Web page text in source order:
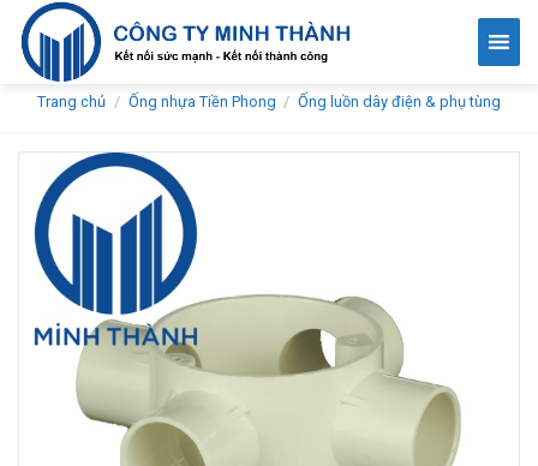
Skip
content
Trang chủ / Ống nhựa Tiền Phong / Ống luồn dây điện & phụ tùng